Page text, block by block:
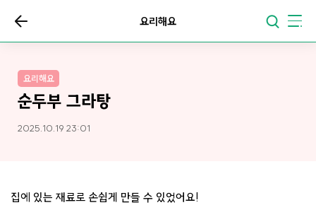
요리해요
요리해요
순두부 그라탕
2025.10.19 23:01
집에 있는 재료로 손쉽게 만들 수 있었어요!